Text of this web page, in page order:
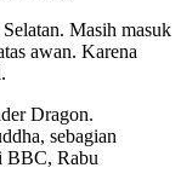
Masih masuk
awan. Karena
Dragon.
sebagian
BBC, Rabu